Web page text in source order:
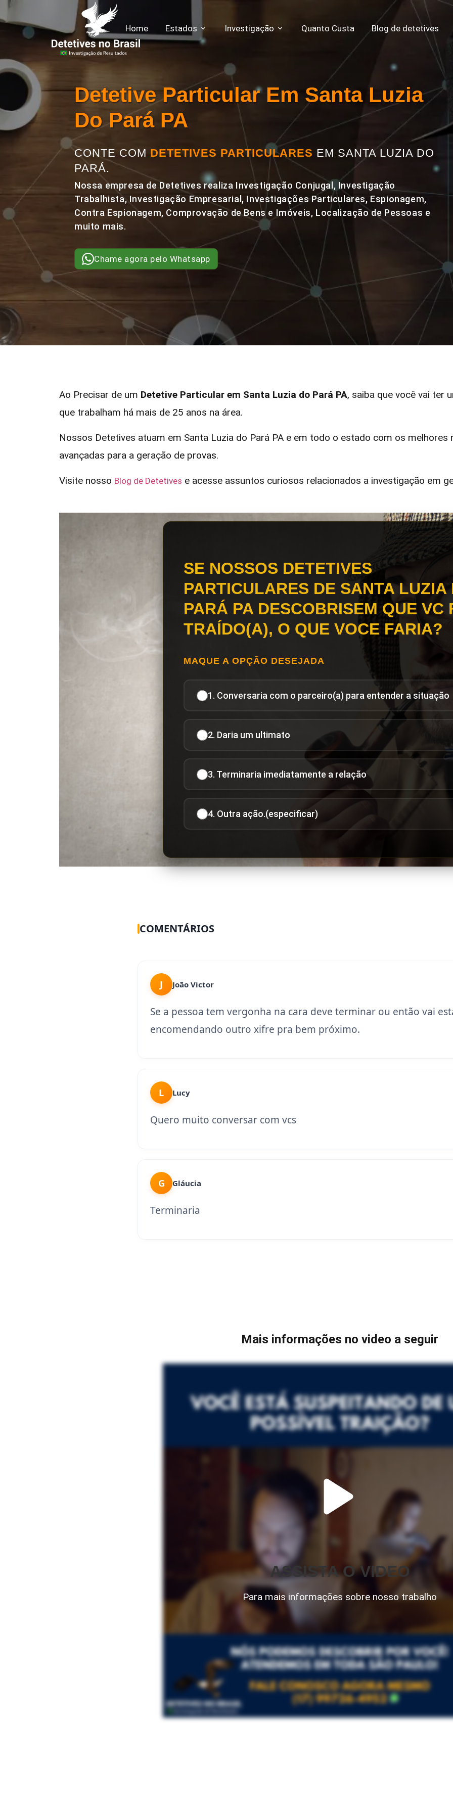
Home Estados Investigação Quanto Custa Blog de detetives
Detetive Particular Em Santa Luzia
Do Pará PA
CONTE COM DETETIVES PARTICULARES EM SANTA LUZIA DO
PARÁ.
Nossa empresa de Detetives realiza Investigação Conjugal, Investigação
Trabalhista, Investigação Empresarial, Investigações Particulares, Espionagem,
Contra Espionagem, Comprovação de Bens e Imóveis, Localização de Pessoas e
muito mais.
Chame agora pelo Whatsapp
Ao Precisar de um Detetive Particular em Santa Luzia do Pará PA, saiba que você vai ter
que trabalham há mais de 25 anos na área.
Nossos Detetives atuam em Santa Luzia do Pará PA e em todo o estado com os
avançadas para a geração de provas.
Visite nosso Blog de Detetives e acesse assuntos curiosos relacionados a investigação em
SE NOSSOS DETETIVES
PARTICULARES DE SANTA LUZIA
PARÁ PA DESCOBRISEM QUE VC
TRAÍDO(A), O QUE VOCE FARIA?
MAQUE A OPÇÃO DESEJADA
1. Conversaria com o parceiro(a) para entender a situação
2. Daria um ultimato
3. Terminaria imediatamente a relação
4. Outra ação.(especificar)
COMENTÁRIOS
J João Victor
Se a pessoa tem vergonha na cara deve terminar ou então vai
encomendando outro xifre pra bem próximo.
L Lucy
Quero muito conversar com vcs
G Gláucia
Terminaria
Mais informações no video a seguir
ASSISTA O VIDEO
Para mais informações sobre nosso trabalho